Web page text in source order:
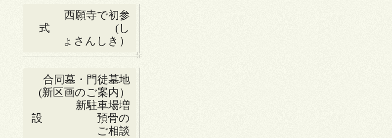
西願寺で初参
式 (し
ょさんしき）
合同墓・門徒墓地
(新区画のご案内）
新駐車場増
設 預骨の
ご相談